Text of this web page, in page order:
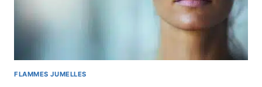
FLAMMES JUMELLES